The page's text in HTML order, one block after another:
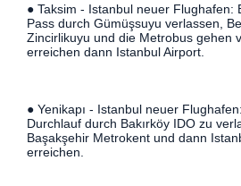
● Taksim - Istanbul neuer Flughafen:
Pass durch Gümüşsuyu verlassen,
Zincirlikuyu und die Metrobus gehen
erreichen dann Istanbul Airport.
● Yenikapı - Istanbul neuer
Durchlauf durch Bakırköy IDO zu
Başakşehir Metrokent und dann
erreichen.